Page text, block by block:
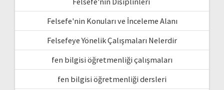
Felsefe'nin Konuları ve İnceleme Alanı
Felsefeye Yönelik Çalışmaları Nelerdir
fen bilgisi öğretmenliği çalışmaları
fen bilgisi öğretmenliği dersleri